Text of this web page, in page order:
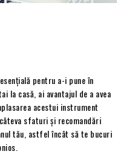
pentru a-i pune în
la casă, ai avantajul de a avea
acestui instrument
sfaturi și recomandări
tău, astfel încât să te bucuri